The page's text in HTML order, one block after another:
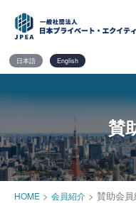
content
日本語 English
賛
HOME > 会員紹介 > 賛助会員